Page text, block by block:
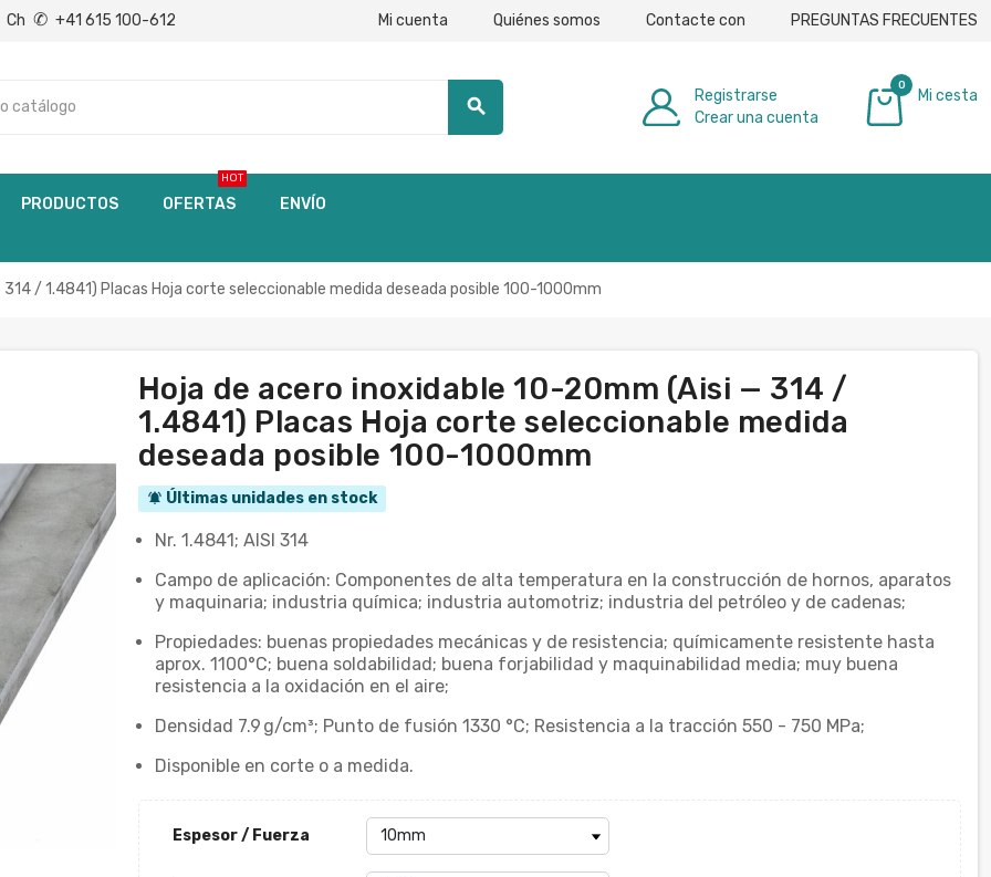
Ch ✆ +41 615 100-612 Mi cuenta Quiénes somos Contacte con PREGUNTAS FRECUENTES
search
Registrarse
Crear una cuenta
0
Mi cesta
PRODUCTOS OFERTAS
HOT
ENVÍO
/ 1.4841) Placas Hoja corte seleccionable medida deseada posible 100-1000mm
Hoja de acero inoxidable 10-20mm (Aisi — 314 /
1.4841) Placas Hoja corte seleccionable medida
deseada posible 100-1000mm
notifications_active Últimas unidades en stock
Nr. 1.4841; AISI 314
Campo de aplicación: Componentes de alta temperatura en la construcción de hornos, aparatos
y maquinaria; industria química; industria automotriz; industria del petróleo y de cadenas;
Propiedades: buenas propiedades mecánicas y de resistencia; químicamente resistente hasta
aprox. 1100°C; buena soldabilidad; buena forjabilidad y maquinabilidad media; muy buena
resistencia a la oxidación en el aire;
Densidad 7.9 g/cm³; Punto de fusión 1330 °C; Resistencia a la tracción 550 - 750 MPa;
Disponible en corte o a medida.
Espesor / Fuerza